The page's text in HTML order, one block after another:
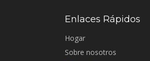
Enlaces Rápidos
Hogar
Sobre nosotros